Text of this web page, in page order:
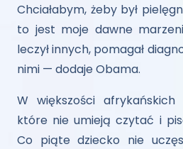
Chciałabym, żeby był
to jest moje dawne
leczył innych, pomagał
nimi — dodaje Obama.
W większości
które nie umieją czytać i
Co piąte dziecko nie